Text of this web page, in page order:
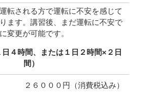
転される方で運転に不安を感じて
ます。講習後、まだ運転に不安で
変更が可能です。
４時間、または１日２時間×２日
間）
２６０００円（消費税込み）